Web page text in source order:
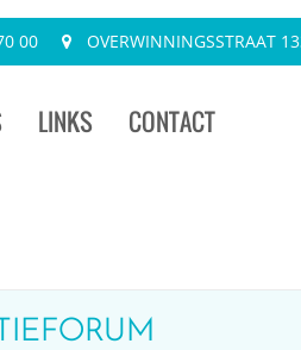
00 OVERWINNINGSSTRAAT
LINKS CONTACT